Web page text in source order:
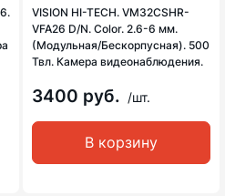
VISION HI-TECH. VM32CSHR-
VFA26 D/N. Color. 2.6-6 мм.
(Модульная/Бескорпусная). 500
Твл. Камера видеонаблюдения.
3400 руб. /шт.
В корзину